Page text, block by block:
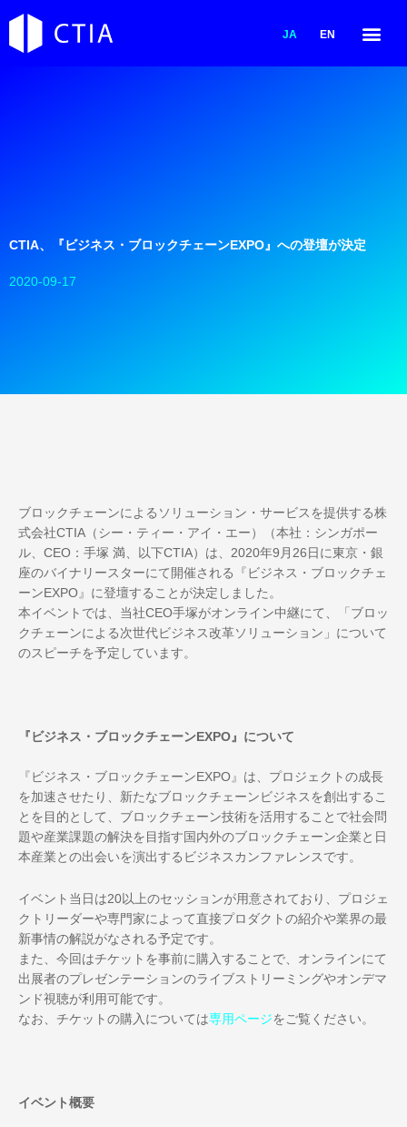
を
JA EN
CTIA、『ビジネス・ブロックチェーンEXPO』への登壇が決定
2020-09-17
ブロックチェーンによるソリューション・サービスを提供する株
式会社CTIA（シー・ティー・アイ・エー）（本社：シンガポー
ル、CEO：手塚 満、以下CTIA）は、2020年9月26日に東京・銀
座のバイナリースターにて開催される『ビジネス・ブロックチェ
ーンEXPO』に登壇することが決定しました。
本イベントでは、当社CEO手塚がオンライン中継にて、「ブロッ
クチェーンによる次世代ビジネス改革ソリューション」について
のスピーチを予定しています。
『ビジネス・ブロックチェーンEXPO』について
『ビジネス・ブロックチェーンEXPO』は、プロジェクトの成長
を加速させたり、新たなブロックチェーンビジネスを創出するこ
とを目的として、ブロックチェーン技術を活用することで社会問
題や産業課題の解決を目指す国内外のブロックチェーン企業と日
本産業との出会いを演出するビジネスカンファレンスです。
イベント当日は20以上のセッションが用意されており、プロジェ
クトリーダーや専門家によって直接プロダクトの紹介や業界の最
新事情の解説がなされる予定です。
また、今回はチケットを事前に購入することで、オンラインにて
出展者のプレゼンテーションのライブストリーミングやオンデマ
ンド視聴が利用可能です。
なお、チケットの購入については専用ページをご覧ください。
イベント概要